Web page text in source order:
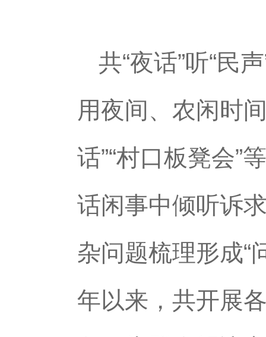
共“夜话”听“民
用夜间、农闲时
话”“村口板凳会”
话闲事中倾听诉
杂问题梳理形成“
年以来，共开展